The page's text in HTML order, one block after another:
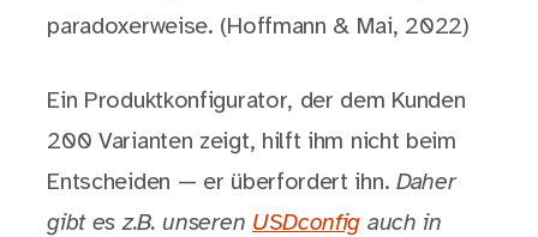
paradoxerweise. (Hoffmann & Mai, 2022)
Ein Produktkonfigurator, der dem Kunden
200 Varianten zeigt, hilft ihm nicht beim
Entscheiden — er überfordert ihn. Daher
gibt es z.B. unseren USDconfig auch in